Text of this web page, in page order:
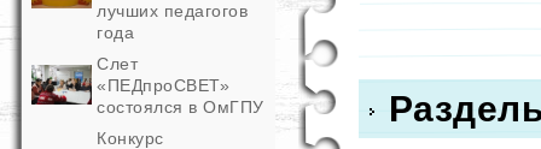
лучших педагогов
года
Слет
«ПЕДпроСВЕТ»
состоялся в ОмГПУ
Конкурс